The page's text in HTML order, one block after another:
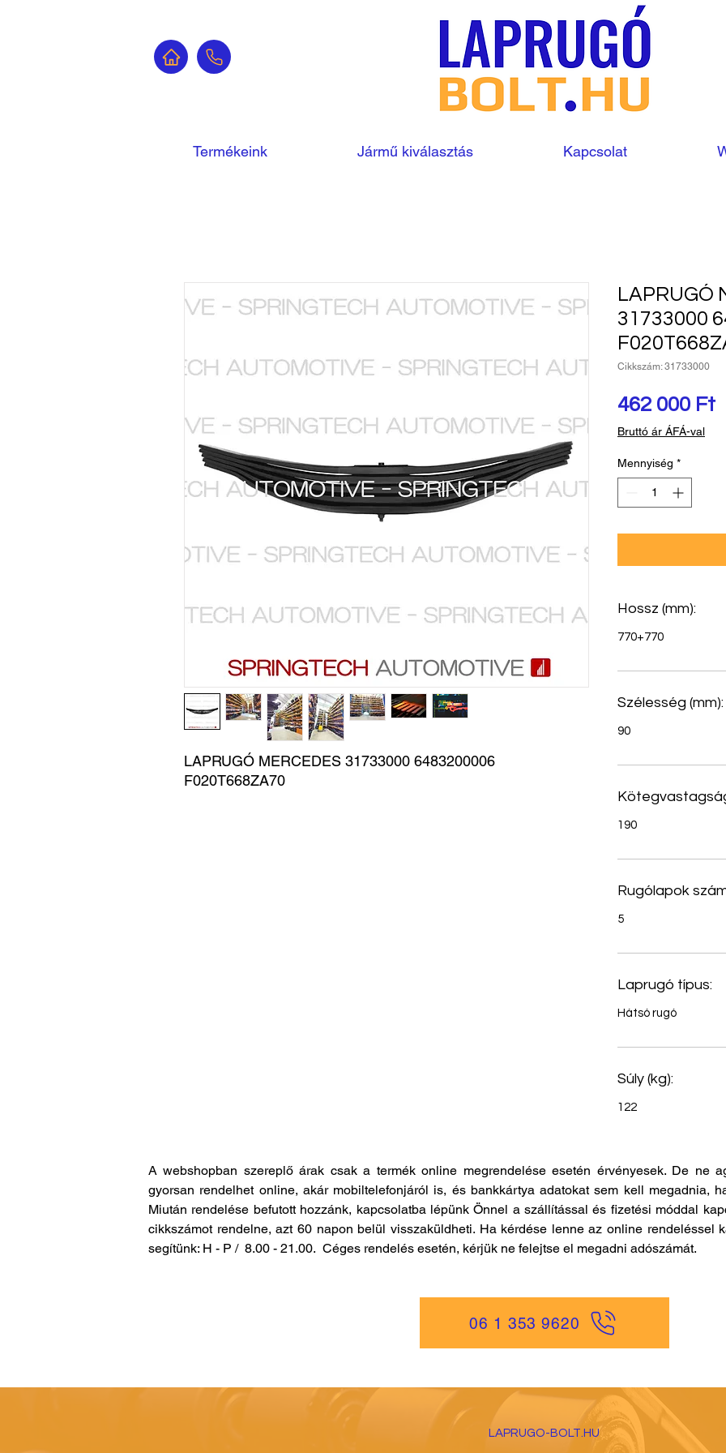
Termékeink Jármű kiválasztás Kapcsolat
LAPRUGÓ MERCEDES 31733000 6483200006
F020T668ZA70
LAPRUGÓ
31733000
Cikkszám: 31733000
462 000 FtÁr
Bruttó ár ÁFÁ-val
Mennyiség *
Hossz (mm):
770+770
Szélesség (mm):
90
190
Rugólapok
5
Laprugó típus:
Hátsó rugó
Súly (kg):
122
A webshopban szereplő árak csak a termék online megrendelése esetén érvényesek. De ne
gyorsan rendelhet online, akár mobiltelefonjáról is, és bankkártya adatokat sem kell megadnia,
Miután rendelése befutott hozzánk, kapcsolatba lépünk Önnel a szállítással és fizetési móddal
cikkszámot rendelne, azt 60 napon belül visszaküldheti. Ha kérdése lenne az online rendeléssel
segítünk: H - P / 8.00 - 21.00. Céges rendelés esetén, kérjük ne felejtse el megadni adószámát.
06 1 353 9620
LAPRUGO-BOLT.HU